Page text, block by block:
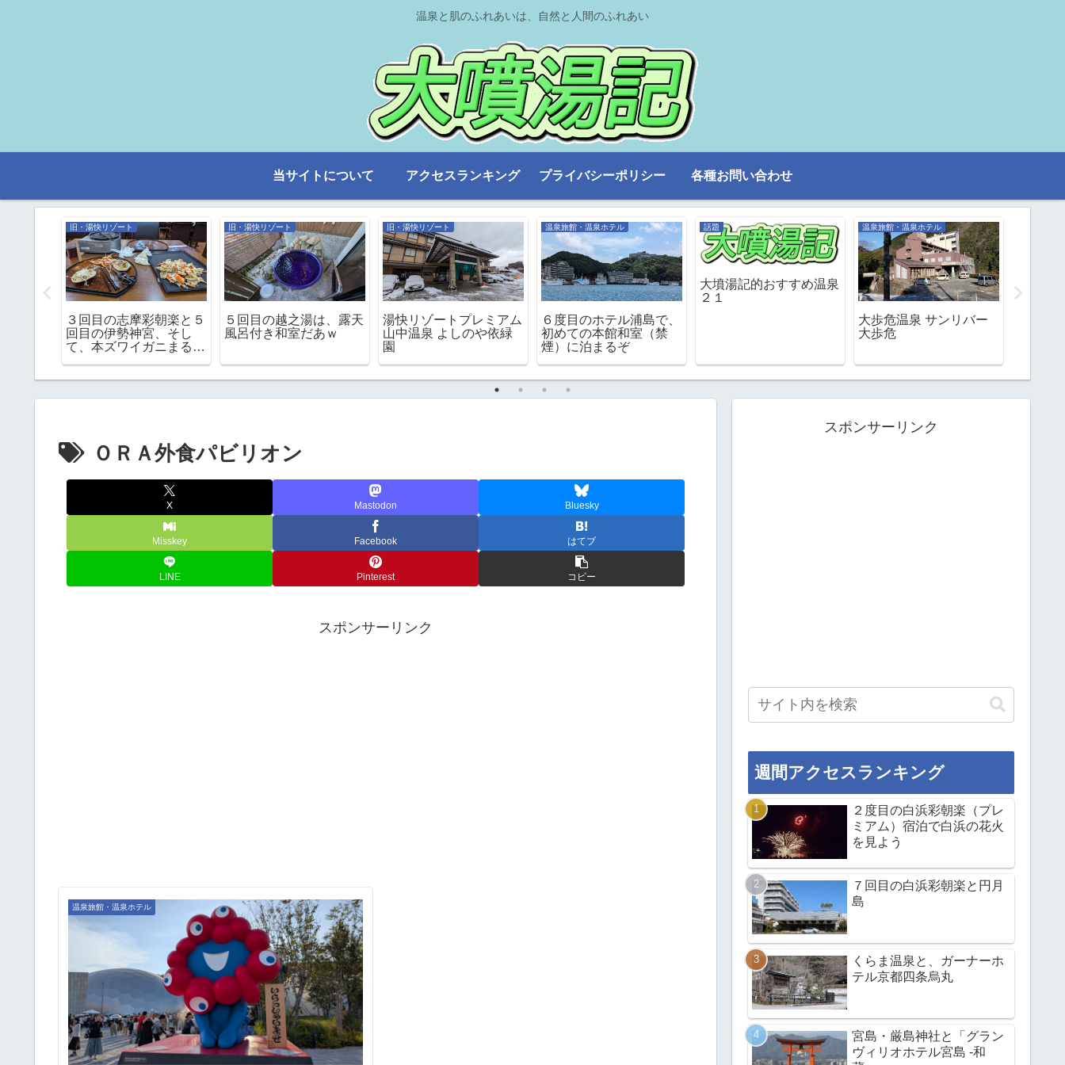
温泉と肌のふれあいは、自然と人間のふれあい
当サイトについて アクセスランキング プライバシーポリシー 各種お問い合わせ
旧・湯快リゾート
３回目の志摩彩朝楽と５
回目の伊勢神宮、そし
て、本ズワイガニまるご
旧・湯快リゾート
５回目の越之湯は、露天
風呂付き和室だあｗ
旧・湯快リゾート
湯快リゾートプレミアム
山中温泉 よしのや依緑
園
温泉旅館・温泉ホテル
６度目のホテル浦島で、
初めての本館和室（禁
煙）に泊まるぞ
話題
大墳湯記的おすすめ温泉
２１
温泉旅館・温泉ホテル
大歩危温泉 サンリバー
大歩危
ＯＲＡ外食パビリオン
X Mastodon Bluesky
Misskey Facebook はてブ
LINE Pinterest コピー
スポンサーリンク
温泉旅館・温泉ホテル
スポンサーリンク
週間アクセスランキング
２度目の白浜彩朝楽（プレ
ミアム）宿泊で白浜の花火
を見よう
７回目の白浜彩朝楽と円月
島
くらま温泉と、ガーナーホ
テル京都四条烏丸
宮島・厳島神社と「グラン
ヴィリオホテル宮島 -和